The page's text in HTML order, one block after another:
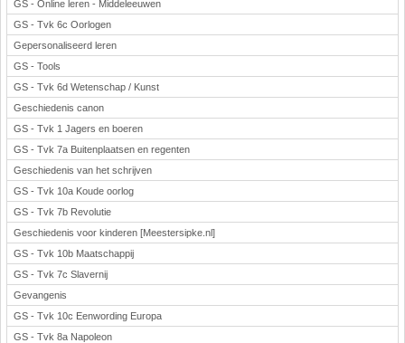
GS - Online leren - Middeleeuwen
GS - Tvk 6c Oorlogen
Gepersonaliseerd leren
GS - Tools
GS - Tvk 6d Wetenschap / Kunst
Geschiedenis canon
GS - Tvk 1 Jagers en boeren
GS - Tvk 7a Buitenplaatsen en regenten
Geschiedenis van het schrijven
GS - Tvk 10a Koude oorlog
GS - Tvk 7b Revolutie
Geschiedenis voor kinderen [Meestersipke.nl]
GS - Tvk 10b Maatschappij
GS - Tvk 7c Slavernij
Gevangenis
GS - Tvk 10c Eenwording Europa
GS - Tvk 8a Napoleon